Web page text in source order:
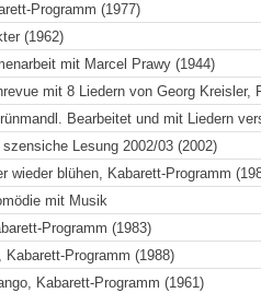
Programm (1977)
(1962)
mit Marcel Prawy (1944)
mit 8 Liedern von Georg Kreisler,
Bearbeitet und mit Liedern
Lesung 2002/03 (2002)
wieder blühen, Kabarett-Programm
mit Musik
Programm (1983)
Programm (1988)
Kabarett-Programm (1961)